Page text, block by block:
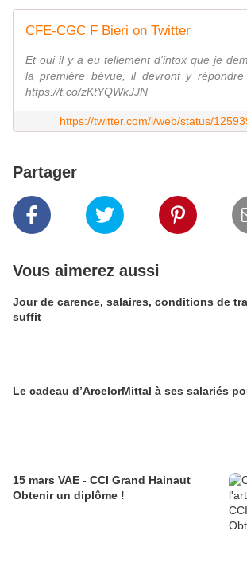
CFE-CGC F Bieri on Twitter
Et oui il y a eu tellement d'intox que je
la première bévue, il devront y répondre
https://t.co/zKtYQWkJJN
https://twitter.com/i/web/status/
Partager
Vous aimerez aussi
Jour de carence, salaires, conditions de
suffit
Le cadeau d’ArcelorMittal à ses salariés
15 mars VAE - CCI Grand Hainaut
Obtenir un diplôme !